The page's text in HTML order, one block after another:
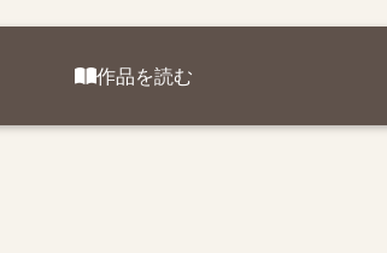
作品を読む